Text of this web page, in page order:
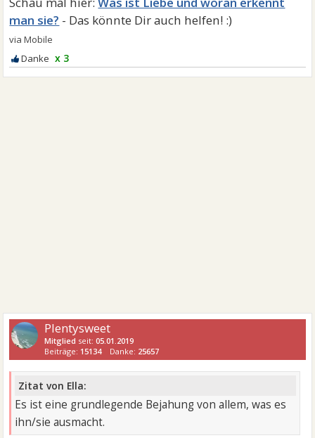
man sie?
x 3
Plentysweet
Mitglied seit:05.01.2019
Beiträge: 15134 Danke: 25657
Zitat von Ella:
Es ist eine grundlegende Bejahung von allem, was es
ihn/sie ausmacht.